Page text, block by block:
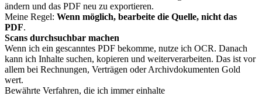
ändern und das PDF neu zu exportieren.
Meine Regel: Wenn möglich, bearbeite die Quelle, nicht das
PDF.
Scans durchsuchbar machen
Wenn ich ein gescanntes PDF bekomme, nutze ich OCR. Danach
kann ich Inhalte suchen, kopieren und weiterverarbeiten. Das ist vor
allem bei Rechnungen, Verträgen oder Archivdokumenten Gold
wert.
Bewährte Verfahren, die ich immer einhalte